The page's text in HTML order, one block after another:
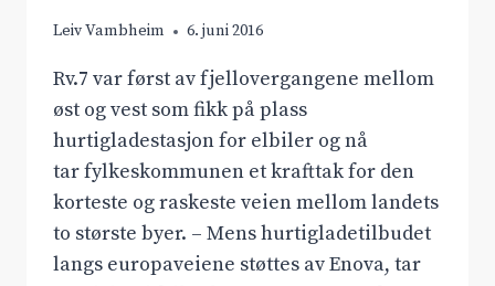
Leiv Vambheim 6. juni 2016
Rv.7 var først av fjellovergangene mellom
øst og vest som fikk på plass
hurtigladestasjon for elbiler og nå
tar fylkeskommunen et krafttak for den
korteste og raskeste veien mellom landets
to største byer. – Mens hurtigladetilbudet
langs europaveiene støttes av Enova, tar